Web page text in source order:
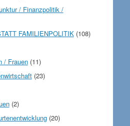
/ Finanzpolitik /
FAMILIENPOLITIK(108)
/ Frauen(11)
(23)
(2)
(20)